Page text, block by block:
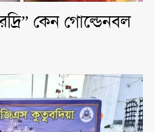
কেন গোল্ডেনবল